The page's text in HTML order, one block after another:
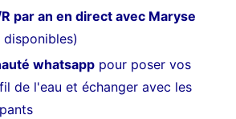
par an en direct avec Maryse
whatsapp pour poser vos
de l'eau et échanger avec les